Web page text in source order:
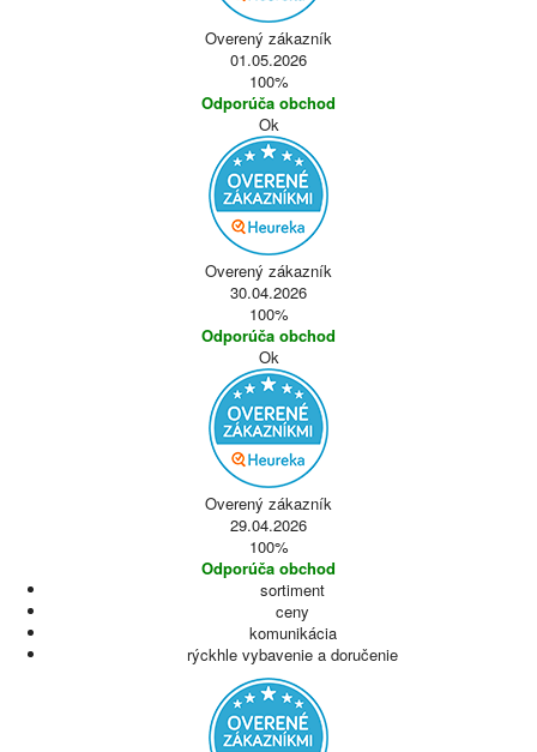
Overený zákazník
01.05.2026
100%
Odporúča obchod
Ok
Overený zákazník
30.04.2026
100%
Odporúča obchod
Ok
Overený zákazník
29.04.2026
100%
Odporúča obchod
sortiment
ceny
komunikácia
rýckhle vybavenie a doručenie